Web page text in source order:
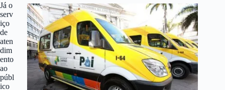
Já o
serv
iço
de
aten
dim
ento
ao
públ
ico